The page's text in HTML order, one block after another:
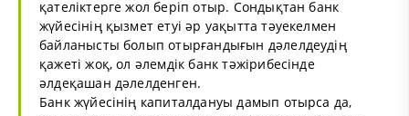
қателіктерге жол беріп отыр. Сондықтан банк
жүйесінің қызмет етуі әр уақытта тәуекелмен
байланысты болып отырғандығын дәлелдеудің
қажеті жоқ, ол әлемдік банк тәжірибесінде
әлдеқашан дәлелденген.
Банк жүйесінің капиталдануы дамып отырса да,